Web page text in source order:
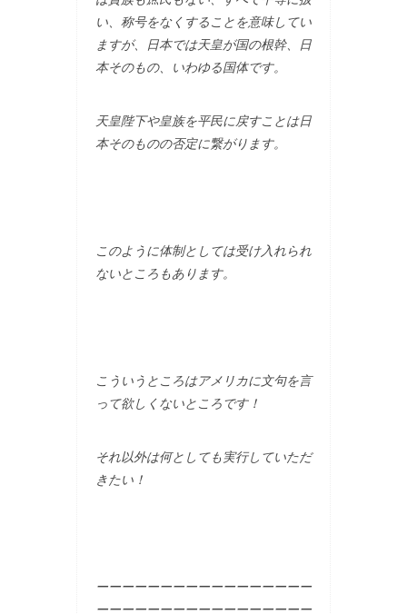
い、称号をなくすることを意味してい
ますが、日本では天皇が国の根幹、日
本そのもの、いわゆる国体です。
天皇陛下や皇族を平民に戻すことは日
本そのものの否定に繋がります。
このように体制としては受け入れられ
ないところもあります。
こういうところはアメリカに文句を言
って欲しくないところです！
それ以外は何としても実行していただ
きたい！
ーーーーーーーーーーーーーーーーー
ーーーーーーーーーーーーーーーーー